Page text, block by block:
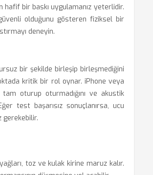
hafif bir baskı uygulamanız yeterlidir.
olduğunu gösteren fiziksel bir
deneyin.
bir şekilde birleşip birleşmediğini
kritik bir rol oynar. iPhone veya
oturup oturmadığını ve akustik
test başarısız sonuçlanırsa, ucu
gerekebilir.
toz ve kulak kirine maruz kalır.